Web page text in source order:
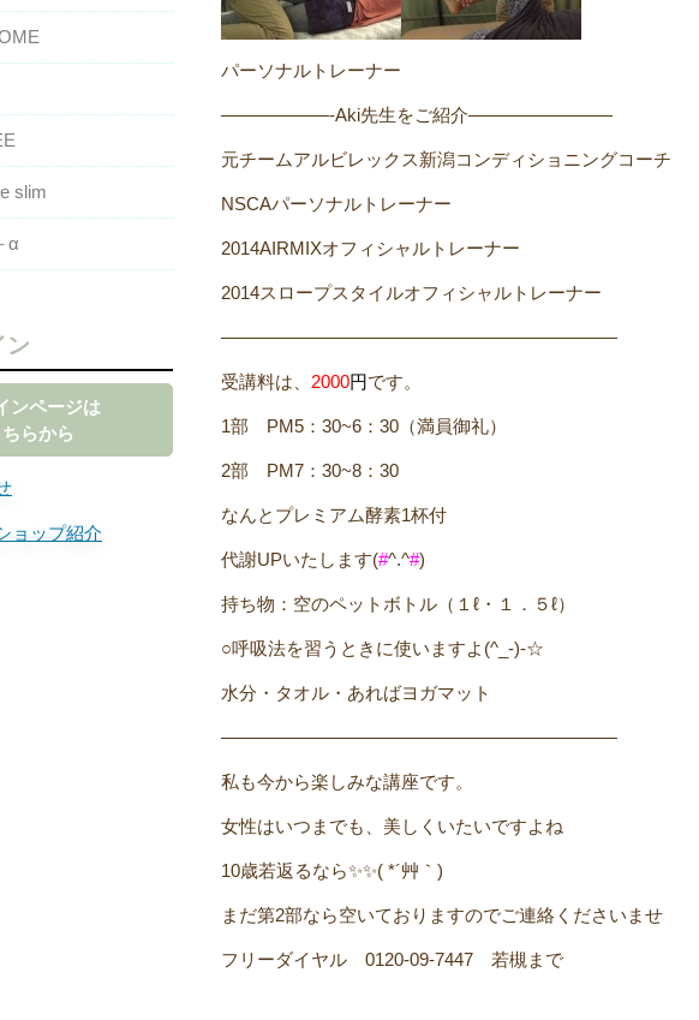
パーソナルトレーナー
——————-Aki先生をご紹介————————
元チームアルビレックス新潟コンディショニングコーチ
NSCAパーソナルトレーナー
2014AIRMIXオフィシャルトレーナー
2014スロープスタイルオフィシャルトレーナー
——————————————————————
受講料は、 2000円です。
1部 PM5：30~6：30（満員御礼）
2部 PM7：30~8：30
なんとプレミアム酵素1杯付
代謝UPいたします(#^.^#)
持ち物 ：空のペットボトル（１ℓ・１．５ℓ）
○呼吸法を習うときに使いますよ(^_-)-☆
水分・タオル・あればヨガマット
——————————————————————
私も今から楽しみな講座です。
女性はいつまでも、美しくいたいですよね
10歳若返るなら✨✨( *´艸｀)
まだ第2部なら空いておりますのでご連絡くださいませ
フリーダイヤル 0120-09-7447 若槻まで
slim
α
ン
ンページは
ちらから